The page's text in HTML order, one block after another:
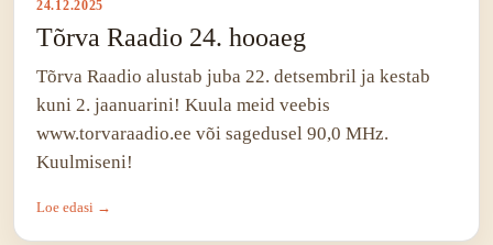
24.12.2025
Tõrva Raadio 24. hooaeg
Tõrva Raadio alustab juba 22. detsembril ja kestab
kuni 2. jaanuarini! Kuula meid veebis
www.torvaraadio.ee või sagedusel 90,0 MHz.
Kuulmiseni!
Loe edasi →